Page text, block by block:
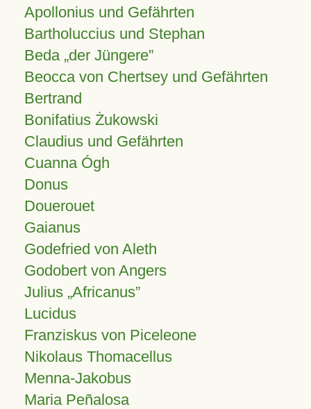
Apollonius und Gefährten
Bartholuccius und Stephan
Beda „der Jüngere”
Beocca von Chertsey und Gefährten
Bertrand
Bonifatius Żukowski
Claudius und Gefährten
Cuanna Ógh
Donus
Douerouet
Gaianus
Godefried von Aleth
Godobert von Angers
Julius Africanus
Lucidus
Franziskus von Piceleone
Nikolaus Thomacellus
Menna-Jakobus
Maria Peñalosa